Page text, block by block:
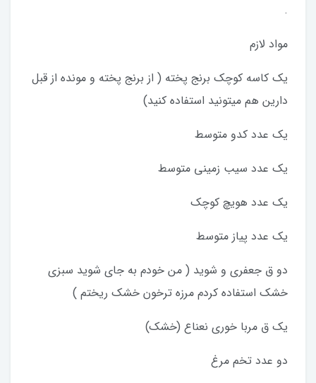
.
مواد لازم
یک کاسه کوچک برنج پخته ( از برنج پخته و مونده از قبل
دارین هم میتونید استفاده کنید)
یک عدد کدو متوسط
یک عدد سیب زمینی متوسط
یک عدد هویچ کوچک
یک عدد پیاز متوسط
دو ق جعفری و شوید ( من خودم به جای شوید سبزی
خشک استفاده کردم مرزه ترخون خشک ریختم )
یک ق مربا خوری نعناع (خشک)
دو عدد تخم مرغ